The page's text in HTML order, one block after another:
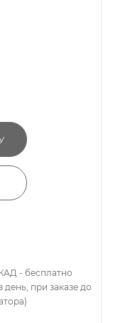
- бесплатно
при заказе до